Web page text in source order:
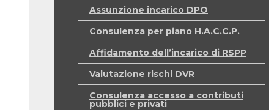
Assunzione incarico DPO
Consulenza per piano H.A.C.C.P.
Affidamento dell’incarico di RSPP
Valutazione rischi DVR
Consulenza accesso a contributi
pubblici e privati